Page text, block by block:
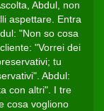
Abdul, non
aspettare. Entra
"Non so cosa
"Vorrei dei
tu
Abdul:
con altri". I tre
cosa vogliono